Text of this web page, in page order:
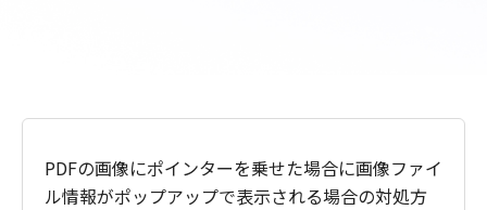
PDFの画像にポインターを乗せた場合に画像ファイ
ル情報がポップアップで表示される場合の対処方